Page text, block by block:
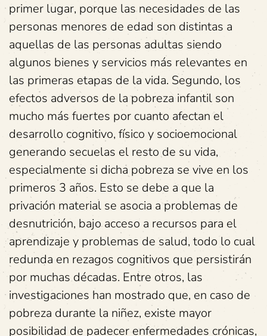
primer lugar, porque las necesidades de las
personas menores de edad son distintas a
aquellas de las personas adultas siendo
algunos bienes y servicios más relevantes en
las primeras etapas de la vida. Segundo, los
efectos adversos de la pobreza infantil son
mucho más fuertes por cuanto afectan el
desarrollo cognitivo, físico y socioemocional
generando secuelas el resto de su vida,
especialmente si dicha pobreza se vive en los
primeros 3 años. Esto se debe a que la
privación material se asocia a problemas de
desnutrición, bajo acceso a recursos para el
aprendizaje y problemas de salud, todo lo cual
redunda en rezagos cognitivos que persistirán
por muchas décadas. Entre otros, las
investigaciones han mostrado que, en caso de
pobreza durante la niñez, existe mayor
posibilidad de padecer enfermedades crónicas,